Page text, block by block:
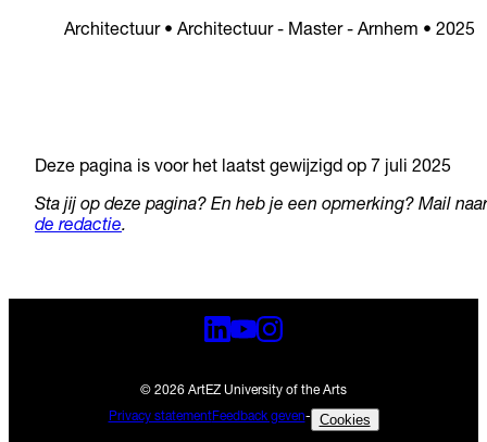
Architectuur • Architectuur - Master - Arnhem • 2025
Deze pagina is voor het laatst gewijzigd op 7 juli 2025
Sta jij op deze pagina? En heb je een opmerking? Mail naar
de redactie.
© 2026 ArtEZ University of the Arts
Privacy statementFeedback geven- Cookies